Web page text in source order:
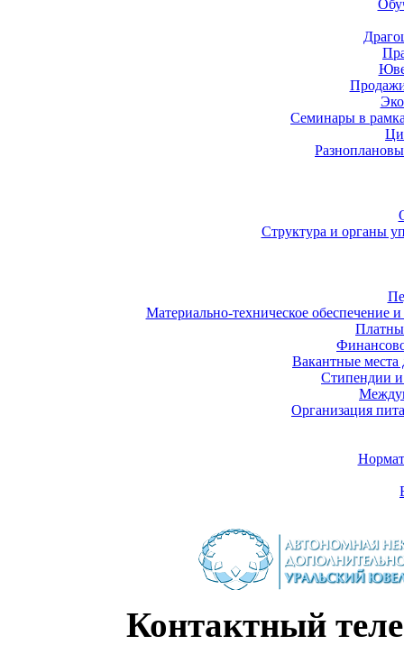
Семинары в
Структура и органы
Материально-техническое обеспечение
Вакантные места
Стипендии
Организация
Контактный